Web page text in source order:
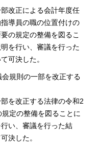
改正による会計年度任
導員の職の位置付けの
の規定の整備を図るこ
を行い、審議を行った
可決した。
規則の一部を改正する
を改正する法律の令和2
定の整備を図ることに
い、審議を行った結
決した。